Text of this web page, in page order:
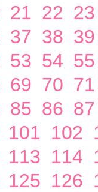
21 22 23
37 38 39
53 54 55
69 70 71
85 86 87
101 102
113 114
125 126